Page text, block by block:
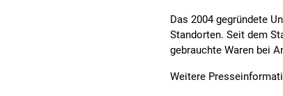
Das 2004 gegründete
Standorten. Seit dem
gebrauchte Waren bei
Weitere